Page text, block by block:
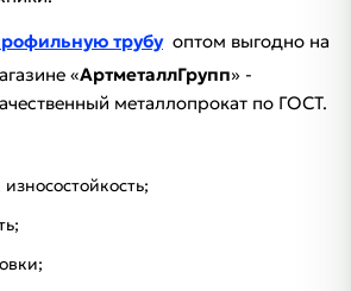
трубу оптом выгодно на
«АртметаллГрупп» -
металлопрокат по ГОСТ.